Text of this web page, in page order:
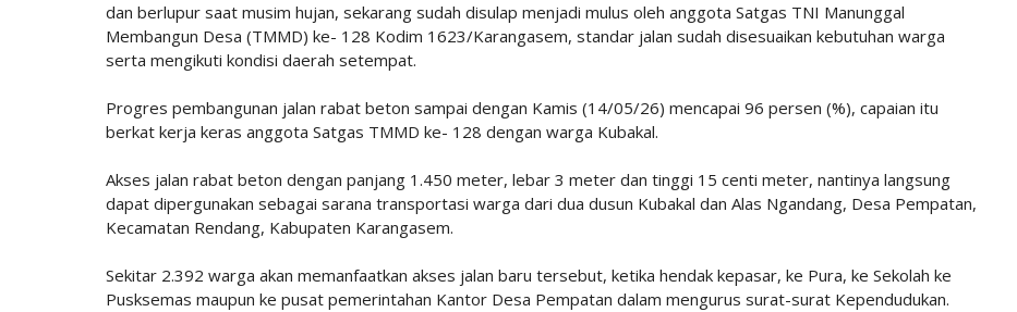
dan berlupur saat musim hujan, sekarang sudah disulap menjadi mulus oleh anggota Satgas TNI Manunggal
Membangun Desa (TMMD) ke- 128 Kodim 1623/Karangasem, standar jalan sudah disesuaikan kebutuhan warga
serta mengikuti kondisi daerah setempat.
Progres pembangunan jalan rabat beton sampai dengan Kamis (14/05/26) mencapai 96 persen (%), capaian itu
berkat kerja keras anggota Satgas TMMD ke- 128 dengan warga Kubakal.
Akses jalan rabat beton dengan panjang 1.450 meter, lebar 3 meter dan tinggi 15 centi meter, nantinya langsung
dapat dipergunakan sebagai sarana transportasi warga dari dua dusun Kubakal dan Alas Ngandang, Desa Pempatan,
Kecamatan Rendang, Kabupaten Karangasem.
Sekitar 2.392 warga akan memanfaatkan akses jalan baru tersebut, ketika hendak kepasar, ke Pura, ke Sekolah ke
Pusksemas maupun ke pusat pemerintahan Kantor Desa Pempatan dalam mengurus surat-surat Kependudukan.